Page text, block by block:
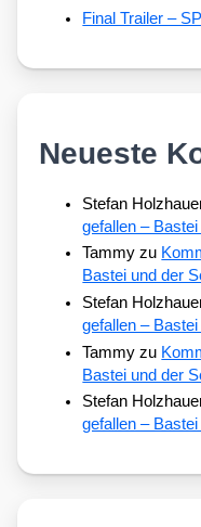
Final Trailer –
Neueste
Stefan
gefallen –
Tammy zu
Bastei und der
Stefan
gefallen –
Tammy zu
Bastei und der
Stefan
gefallen –